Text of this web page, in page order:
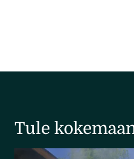
Tule